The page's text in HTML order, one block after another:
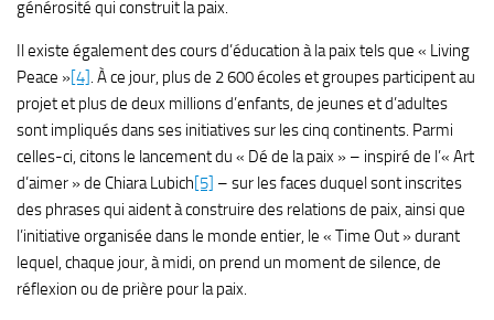
générosité qui construit la paix.
Il existe également des cours d’éducation à la paix tels que « Living
Peace »[4]. À ce jour, plus de 2 600 écoles et groupes participent au
projet et plus de deux millions d’enfants, de jeunes et d’adultes
sont impliqués dans ses initiatives sur les cinq continents. Parmi
celles-ci, citons le lancement du « Dé de la paix » – inspiré de l’« Art
d’aimer » de Chiara Lubich[5] – sur les faces duquel sont inscrites
des phrases qui aident à construire des relations de paix, ainsi que
l’initiative organisée dans le monde entier, le « Time Out » durant
lequel, chaque jour, à midi, on prend un moment de silence, de
réflexion ou de prière pour la paix.